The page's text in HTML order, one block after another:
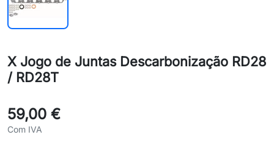
X Jogo de Juntas Descarbonização RD28
/ RD28T
59,00 €
Com IVA